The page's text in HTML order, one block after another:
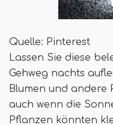
Quelle: Pinterest
Lassen Sie diese
Gehweg nachts
Blumen und andere
auch wenn die
Pflanzen könnten